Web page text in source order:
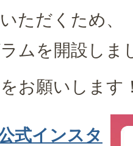
ただくため、
ムを開設しま
お願いします
式インスタ